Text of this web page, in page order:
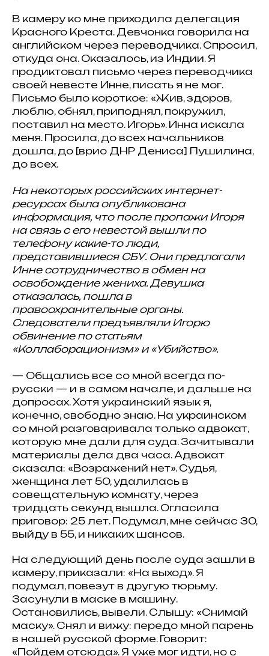
В камеру ко мне приходила делегация
Красного Креста. Девчонка говорила на
английском через переводчика. Спросил,
откуда она. Оказалось, из Индии. Я
продиктовал письмо через переводчика
своей невесте Инне, писать я не мог.
Письмо было короткое: «Жив, здоров,
люблю, обнял, приподнял, покружил,
поставил на место. Игорь». Инна искала
меня. Просила, до всех начальников
дошла, до [врио ДНР Дениса] Пушилина,
до всех.
На некоторых российских интернет-
ресурсах была опубликована
информация, что после пропажи Игоря
на связь с его невестой вышли по
телефону какие-то люди,
представившиеся СБУ. Они предлагали
Инне сотрудничество в обмен на
освобождение жениха. Девушка
отказалась, пошла в
правоохранительные органы.
Следователи предъявляли Игорю
обвинение по статьям
«Коллаборационизм» и «Убийство».
— Общались все со мной всегда по-
русски — и в самом начале, и дальше на
допросах. Хотя украинский язык я,
конечно, свободно знаю. На украинском
со мной разговаривала только адвокат,
которую мне дали для суда. Зачитывали
материалы дела два часа. Адвокат
сказала: «Возражений нет». Судья,
женщина лет 50, удалилась в
совещательную комнату, через
тридцать секунд вышла. Огласила
приговор: 25 лет. Подумал, мне сейчас 30,
выйду в 55, и никаких шансов.
На следующий день после суда зашли в
камеру, приказали: «На выход». Я
подумал, повезут в другую тюрьму.
Засунули в маске в машину.
Остановились, вывели. Слышу: «Снимай
маску». Снял и вижу: передо мной парень
в нашей русской форме. Говорит:
«Пойдем отсюда». Я уже мог идти, но с